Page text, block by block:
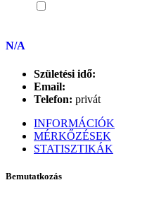
N/A
Születési idő:
Email:
Telefon: privát
INFORMÁCIÓK
MÉRKŐZÉSEK
STATISZTIKÁK
Bemutatkozás